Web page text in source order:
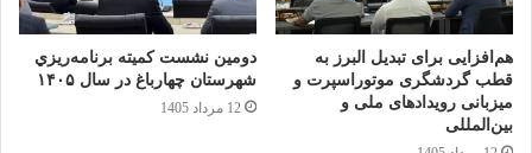
هم‌افزایی برای تبدیل البرز به
قطب گردشگری موتوراسپرت و
میزبانی رویدادهای ملی و
بین‌المللی
دومين نشست كميته برنامه‌ريزي
شهرستان چهارباغ در سال ۱۴۰۵
12 مرداد 1405